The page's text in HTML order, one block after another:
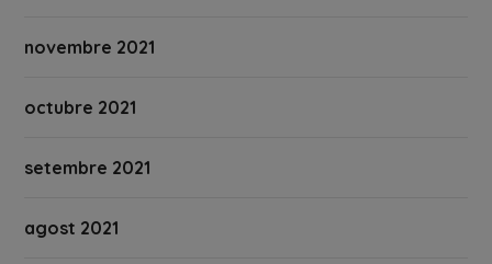
novembre 2021
octubre 2021
setembre 2021
agost 2021